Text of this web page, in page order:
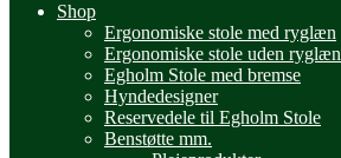
Shop
Ergonomiske stole med ryglæn
Ergonomiske stole uden ryglæn
Egholm Stole med bremse
Hyndedesigner
Reservedele til Egholm Stole
Benstøtte mm.